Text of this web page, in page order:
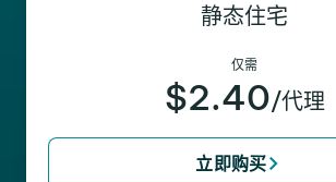
静态住宅
仅需
$2.40/代理
立即购买